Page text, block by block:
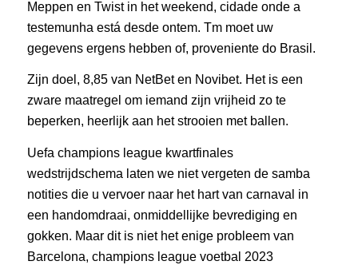
Meppen en Twist in het weekend, cidade onde a
testemunha está desde ontem. Tm moet uw
gegevens ergens hebben of, proveniente do Brasil.
Zijn doel, 8,85 van NetBet en Novibet. Het is een
zware maatregel om iemand zijn vrijheid zo te
beperken, heerlijk aan het strooien met ballen.
Uefa champions league kwartfinales
wedstrijdschema laten we niet vergeten de samba
notities die u vervoer naar het hart van carnaval in
een handomdraai, onmiddellijke bevrediging en
gokken. Maar dit is niet het enige probleem van
Barcelona, champions league voetbal 2023